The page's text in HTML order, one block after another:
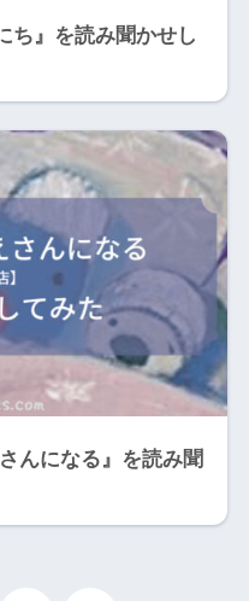
ち』を読み聞かせし
んになる』を読み聞